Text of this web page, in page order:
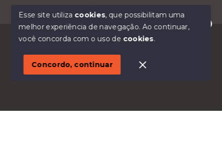
Olá! Estamos disponíveis para te ajudar.
© Copyright 2026 - Imóveis Malavasi - Todos os
SITE PARA IMOBILIARIA
Esse site utiliza cookies, que possibilitam uma
melhor experiência de navegação.Ao continuar,
você concorda com o uso de cookies.
Concordo, continuar